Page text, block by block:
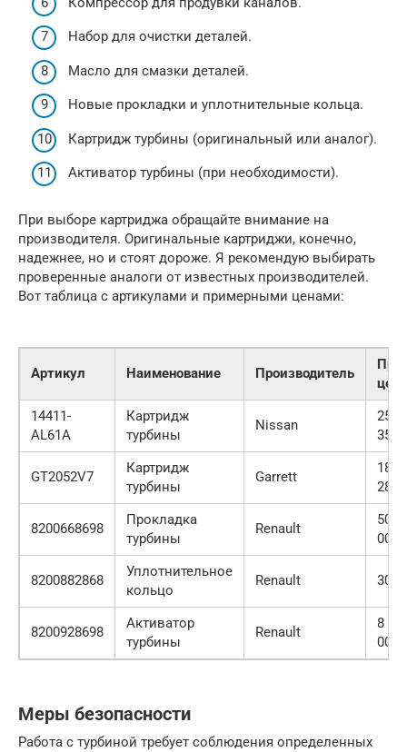
Набор для очистки деталей.
Масло для смазки деталей.
Новые прокладки и уплотнительные кольца.
Картридж турбины (оригинальный или аналог).
Активатор турбины (при необходимости).
При выборе картриджа обращайте внимание на
производителя. Оригинальные картриджи, конечно,
надежнее, но и стоят дороже. Я рекомендую выбирать
проверенные аналоги от известных производителей.
Вот таблица с артикулами и примерными ценами:
Артикул Наименование Производитель
14411-
AL61A
Картридж
турбины
Nissan
25
35
GT2052V7
Картридж
турбины
Garrett
18
28
8200668698
Прокладка
турбины
Renault
500
000
8200882868
Уплотнительное
кольцо
Renault 300
8200928698
Активатор
турбины
Renault
8
000
Меры безопасности
Работа с турбиной требует соблюдения определенных